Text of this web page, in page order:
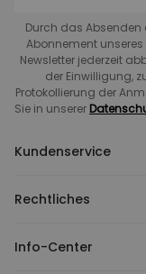
Durch das Absenden
Abonnement
Newsletter jederzeit
der Einwilligung,
Protokollierung der
Sie in unserer
Kundenservice
Rechtliches
Info-Center